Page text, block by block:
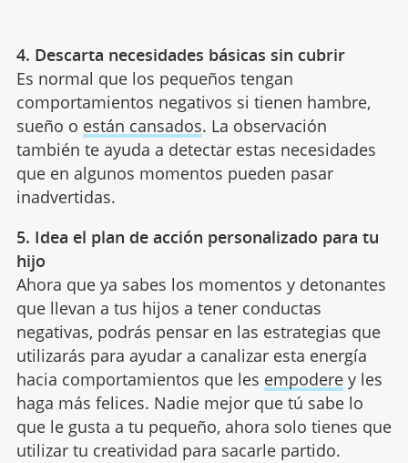
4. Descarta necesidades básicas sin cubrir
Es normal que los pequeños tengan
comportamientos negativos si tienen hambre,
sueño o están cansados. La observación
también te ayuda a detectar estas necesidades
que en algunos momentos pueden pasar
inadvertidas.
5. Idea el plan de acción personalizado para tu
hijo
Ahora que ya sabes los momentos y detonantes
que llevan a tus hijos a tener conductas
negativas, podrás pensar en las estrategias que
utilizarás para ayudar a canalizar esta energía
hacia comportamientos que les empoderey les
haga más felices. Nadie mejor que tú sabe lo
que le gusta a tu pequeño, ahora solo tienes que
utilizar tu creatividad para sacarle partido.